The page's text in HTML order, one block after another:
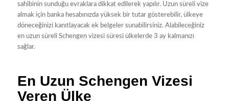
sahibinin sunduğu evraklara dikkat edilerek yapılır. Uzun süreli vize
almak için banka hesabınızda yüksek bir tutar gösterebilir, ülkeye
döneceğinizi kanıtlayacak ek belgeler sunabilirsiniz. Alabileceğiniz
en uzun süreli Schengen vizesi süresi ülkelerde 3 ay kalmanızı
sağlar.
En Uzun Schengen Vizesi
Veren Ülke